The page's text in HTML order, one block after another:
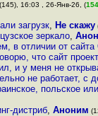
(145), 16:03 , 26-Янв-26, (154
загрузк, Не скажу
зеркало,
в отличии от сайта
что сайт
и у меня не
не работает, с
польское
дистриб, Аноним